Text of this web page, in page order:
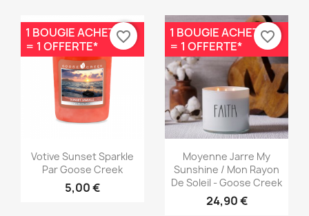
Aperçu rapide
Votive Sunset Sparkle
Par Goose Creek
5,00 €
1 BOUGIE ACHETÉE
= 1 OFFERTE*
favorite_border
Aperçu rapide
Moyenne Jarre My
Sunshine / Mon Rayon
De Soleil - Goose Creek
24,90 €
1 BOUGIE ACHETÉE
= 1 OFFERTE*
favorite_border